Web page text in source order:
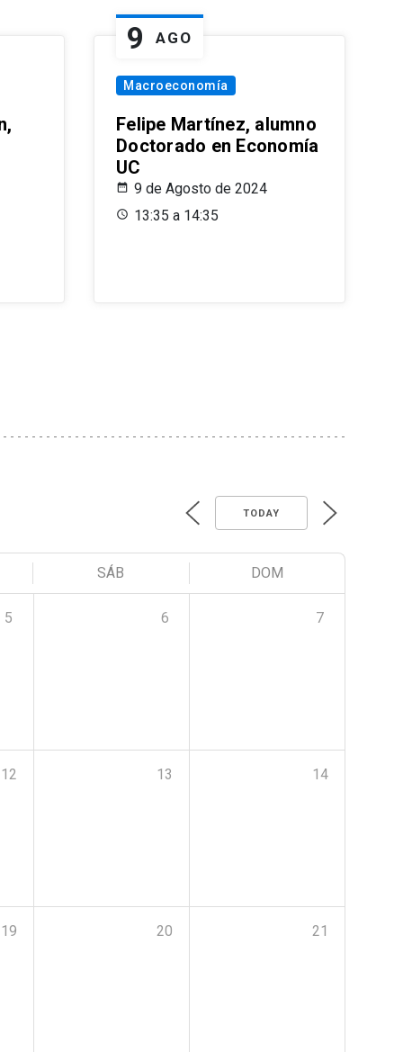
9 AGO
Macroeconomía
Felipe Martínez, alumno
Doctorado en Economía
UC
9 de Agosto de 2024
13:35 a 14:35
TODAY
SÁB DOM
5 6 7
12 13 14
19 20 21